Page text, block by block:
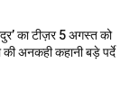
का टीज़र 5 अगस्त को
की अनकही कहानी बड़े पर्दे